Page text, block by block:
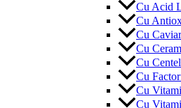
Cu Acid
Cu
Cu Caviar
Cu
Cu
Cu
Cu
Cu